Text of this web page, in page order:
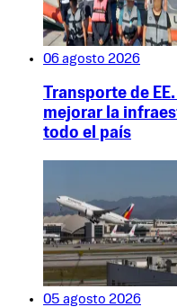
06 agosto 2026
Transporte de
mejorar la
todo el país
05 agosto 2026